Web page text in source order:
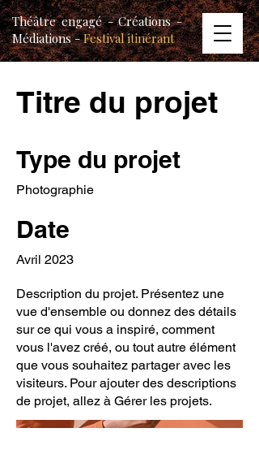
Théâtre engagé - Créations -
Médiations -Festival itinérant
Titre du projet
Type du projet
Photographie
Date
Avril 2023
Description du projet. Présentez une
vue d'ensemble ou donnez des détails
sur ce qui vous a inspiré, comment
vous l'avez créé, ou tout autre élément
que vous souhaitez partager avec les
visiteurs. Pour ajouter des descriptions
de projet, allez à Gérer les projets.